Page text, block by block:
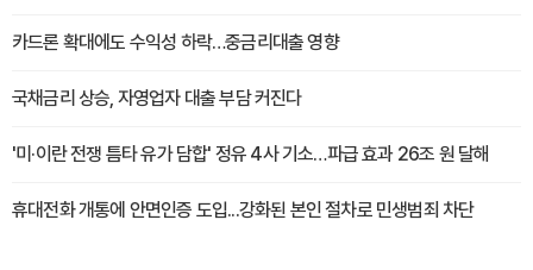
카드론 확대에도 수익성 하락…중금리대출 영향
국채금리 상승, 자영업자 대출 부담 커진다
'미·이란 전쟁 틈타 유가 담합' 정유 4사 기소…파급 효과 26조 원 달해
휴대전화 개통에 안면인증 도입...강화된 본인 절차로 민생범죄 차단